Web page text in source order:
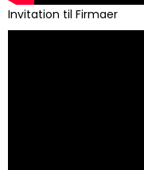
Invitation til Firmaer